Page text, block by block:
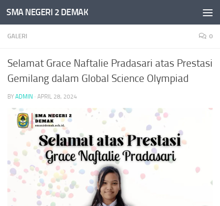
Skip to content
SMA NEGERI 2 DEMAK
GALERI 0
Selamat Grace Naftalie Pradasari atas Prestasi
Gemilang dalam Global Science Olympiad
BY ADMIN · APRIL 28, 2024